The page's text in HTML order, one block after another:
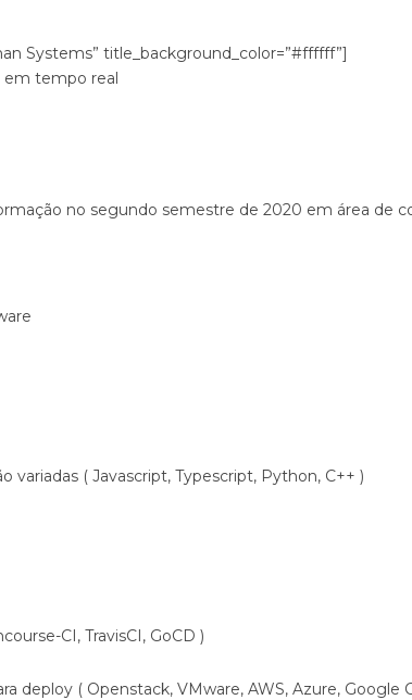
Systems” title_background_color=”#ffffff”]
tempo real
no segundo semestre de 2020 em área de
( Javascript, Typescript, Python, C++ )
CI, TravisCI, GoCD )
( Openstack, VMware, AWS, Azure, Google